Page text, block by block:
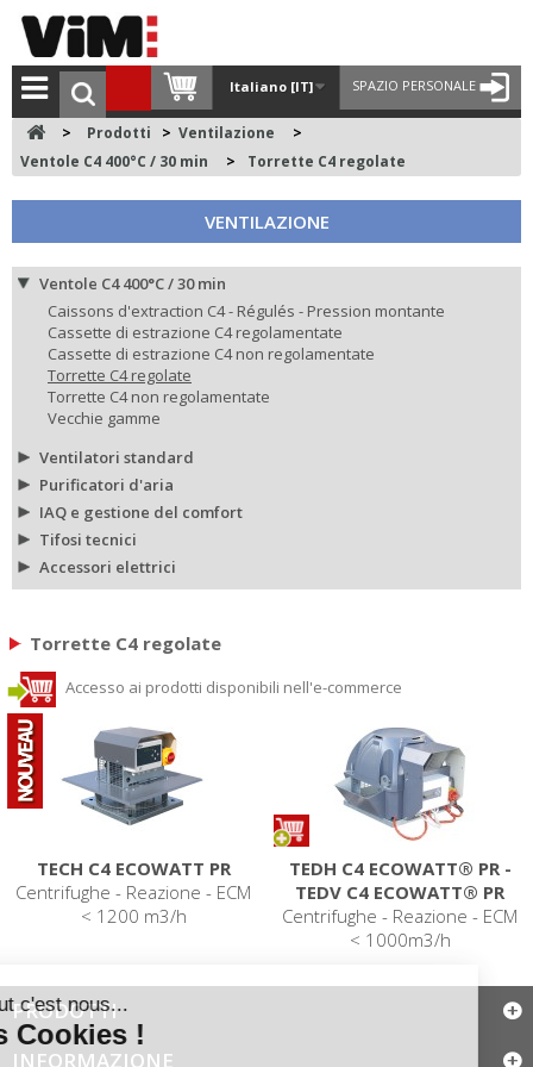
SPAZIO PERSONALE
Italiano [IT]
> Prodotti > Ventilazione
>
Ventole C4 400°C / 30 min
> Torrette C4 regolate
VENTILAZIONE
Ventole C4 400°C / 30 min
Caissons d'extraction C4 - Régulés - Pression montante
Cassette di estrazione C4 regolamentate
Cassette di estrazione C4 non regolamentate
Torrette C4 regolate
Torrette C4 non regolamentate
Vecchie gamme
Ventilatori standard
Purificatori d'aria
IAQ e gestione del comfort
Tifosi tecnici
Accessori elettrici
Torrette C4 regolate
Accesso ai prodotti disponibili nell'e-commerce
TECH C4 ECOWATT PR
Centrifughe - Reazione - ECM
< 1200 m3/h
TEDH C4 ECOWATT® PR -
TEDV C4 ECOWATT® PR
Centrifughe - Reazione - ECM
< 1000m3/h
PRODOTTI
INFORMAZIONE